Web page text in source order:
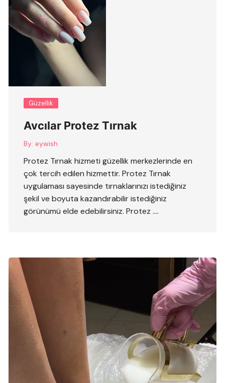
Güzellik
Avcılar Protez Tırnak
By: eywish
Protez Tırnak hizmeti güzellik merkezlerinde en
çok tercih edilen hizmettir. Protez Tırnak
uygulaması sayesinde tırnaklarınızı istediğiniz
şekil ve boyuta kazandırabilir istediğiniz
görünümü elde edebilirsiniz. Protez ….